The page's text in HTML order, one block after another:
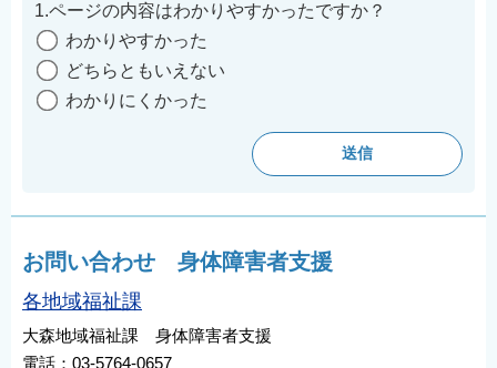
1.ページの内容はわかりやすかったですか？
わかりやすかった
どちらともいえない
わかりにくかった
お問い合わせ 身体障害者支援
各地域福祉課
大森地域福祉課 身体障害者支援
電話：03-5764-0657
繁體中文
한국어
नेपाली